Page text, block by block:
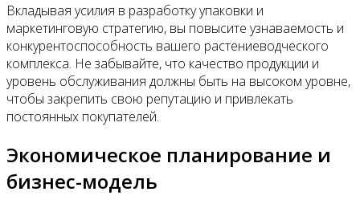
Вкладывая усилия в разработку упаковки и
маркетинговую стратегию, вы повысите узнаваемость и
конкурентоспособность вашего растениеводческого
комплекса. Не забывайте, что качество продукции и
уровень обслуживания должны быть на высоком уровне,
чтобы закрепить свою репутацию и привлекать
постоянных покупателей.
Экономическое планирование и
бизнес-модель